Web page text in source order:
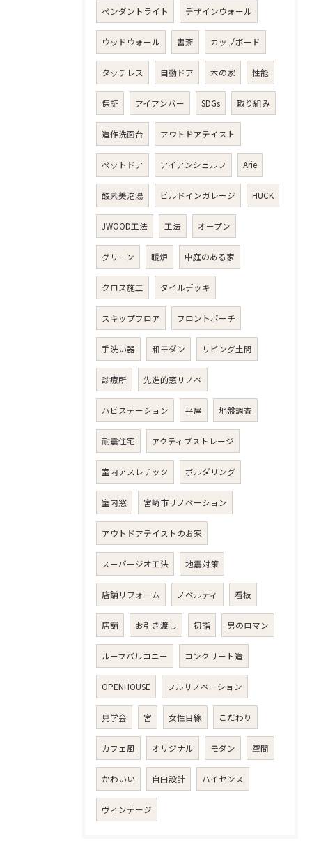
ペンダントライト デザインウォール
ウッドウォール 書斎 カップボード
タッチレス 自動ドア 木の家 性能
保証 アイアンバー SDGs 取り組み
造作洗面台 アウトドアテイスト
ペットドア アイアンシェルフ Arie
酸素美泡湯 ビルドインガレージ HUCK
JWOOD工法 工法 オープン
グリーン 暖炉 中庭のある家
クロス施工 タイルデッキ
スキップフロア フロントポーチ
手洗い器 和モダン リビング土間
診療所 先進的窓リノベ
ハビステーション 平屋 地盤調査
耐震住宅 アクティブストレージ
室内アスレチック ボルダリング
室内窓 宮崎市リノベーション
アウトドアテイストのお家
スーパージオ工法 地震対策
店舗リフォーム ノベルティ 看板
店舗 お引き渡し 初詣 男のロマン
ルーフバルコニー コンクリート造
OPENHOUSE フルリノベーション
見学会 宮 女性目線 こだわり
カフェ風 オリジナル モダン 空間
かわいい 自由設計 ハイセンス
ヴィンテージ